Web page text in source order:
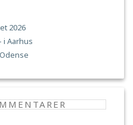
2026
i Aarhus